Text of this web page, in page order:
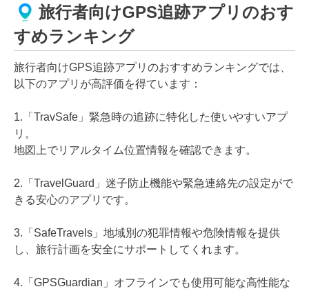
旅行者向けGPS追跡アプリのおす
すめランキング
旅行者向けGPS追跡アプリのおすすめランキングでは、
以下のアプリが高評価を得ています：
1.「TravSafe」緊急時の追跡に特化した使いやすいアプ
リ。
地図上でリアルタイム位置情報を確認できます。
2.「TravelGuard」迷子防止機能や緊急連絡先の設定がで
きる安心のアプリです。
3.「SafeTravels」地域別の犯罪情報や危険情報を提供
し、旅行計画を安全にサポートしてくれます。
4.「GPSGuardian」オフラインでも使用可能な高性能な